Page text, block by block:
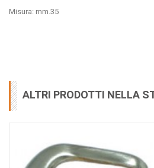
Misura: mm.35
ALTRI PRODOTTI NELLA